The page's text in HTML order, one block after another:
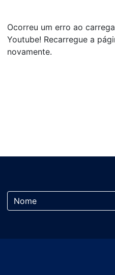
Ocorreu um erro ao
Youtube! Recarregue a
novamente.